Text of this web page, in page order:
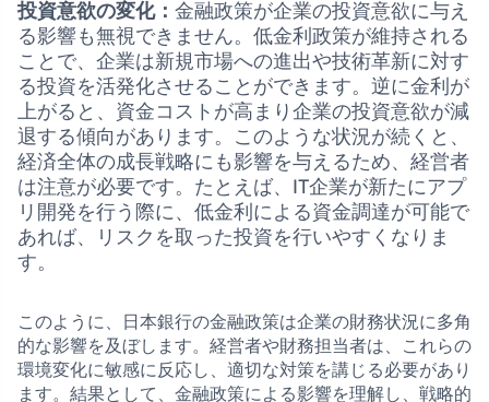
投資意欲の変化： 金融政策が企業の投資意欲に与え
る影響も無視できません。低金利政策が維持される
ことで、企業は新規市場への進出や技術革新に対す
る投資を活発化させることができます。逆に金利が
上がると、資金コストが高まり企業の投資意欲が減
退する傾向があります。このような状況が続くと、
経済全体の成長戦略にも影響を与えるため、経営者
は注意が必要です。たとえば、IT企業が新たにアプ
リ開発を行う際に、低金利による資金調達が可能で
あれば、リスクを取った投資を行いやすくなりま
す。
このように、日本銀行の金融政策は企業の財務状況に多角
的な影響を及ぼします。経営者や財務担当者は、これらの
環境変化に敏感に反応し、適切な対策を講じる必要があり
ます。結果として、金融政策による影響を理解し、戦略的